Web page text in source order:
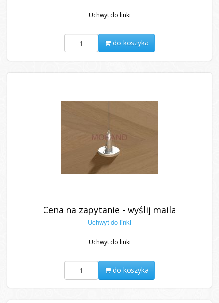
Uchwyt do linki
do koszyka
Cena na zapytanie - wyślij maila
Uchwyt do linki
Uchwyt do linki
do koszyka